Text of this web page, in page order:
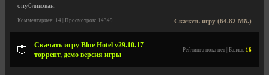
опубликован.
Скачать игру (64.82 Мб.)
Комментариев: 14 | Просмотров: 14349
Скачать игру Blue Hotel v29.10.17 -
торрент, демо версия игры
Рейтинга пока нет | Баллы: 16